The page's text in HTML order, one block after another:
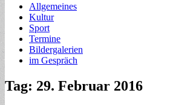
Allgemeines
Kultur
Sport
Termine
Bildergalerien
im Gespräch
Tag: 29. Februar 2016